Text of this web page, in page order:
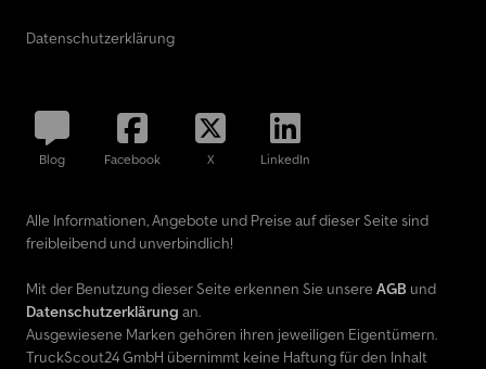
Datenschutzerklärung
Blog Facebook X LinkedIn
Alle Informationen, Angebote und Preise auf dieser Seite sind
freibleibend und unverbindlich!
Mit der Benutzung dieser Seite erkennen Sie unsere AGB und
Datenschutzerklärung an.
Ausgewiesene Marken gehören ihren jeweiligen Eigentümern.
TruckScout24 GmbH übernimmt keine Haftung für den Inhalt